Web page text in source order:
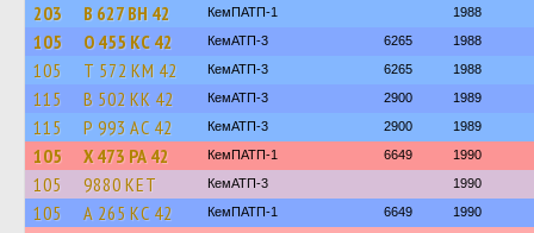
203 В 627 ВН 42 КемПАТП-1 1988
105 О 455 КС 42 КемАТП-3 6265 1988
105 Т 572 КМ 42 КемАТП-3 6265 1988
115 В 502 КК 42 КемАТП-3 2900 1989
115 Р 993 АС 42 КемАТП-3 2900 1989
105 Х 473 РА 42 КемПАТП-1 6649 1990
105 9880 КЕТ КемАТП-3 1990
105 А 265 КС 42 КемПАТП-1 6649 1990